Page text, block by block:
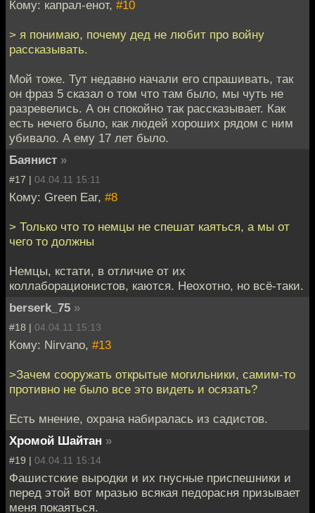
Кому: капрал-енот, #10
> я понимаю, почему дед не любит про войну
рассказывать.
Мой тоже. Тут недавно начали его спрашивать, так
он фраз 5 сказал о том что там было, мы чуть не
разревелись. А он спокойно так рассказывает. Как
есть нечего было, как людей хороших рядом с ним
убивало. А ему 17 лет было.
Баянист »
#17 | 04.04.11 15:11
Кому: Green Ear, #8
> Только что то немцы не спешат каяться, а мы от
чего то должны
Немцы, кстати, в отличие от их
коллаборационистов, каются. Неохотно, но всё-таки.
berserk_75 »
#18 | 04.04.11 15:13
Кому: Nirvano, #13
>Зачем сооружать открытые могильники, самим-то
противно не было все это видеть и осязать?
Есть мнение, охрана набиралась из садистов.
Хромой Шайтан »
#19 | 04.04.11 15:14
Фашистские выродки и их гнусные приспешники и
перед этой вот мразью всякая педорасня призывает
меня покаяться.